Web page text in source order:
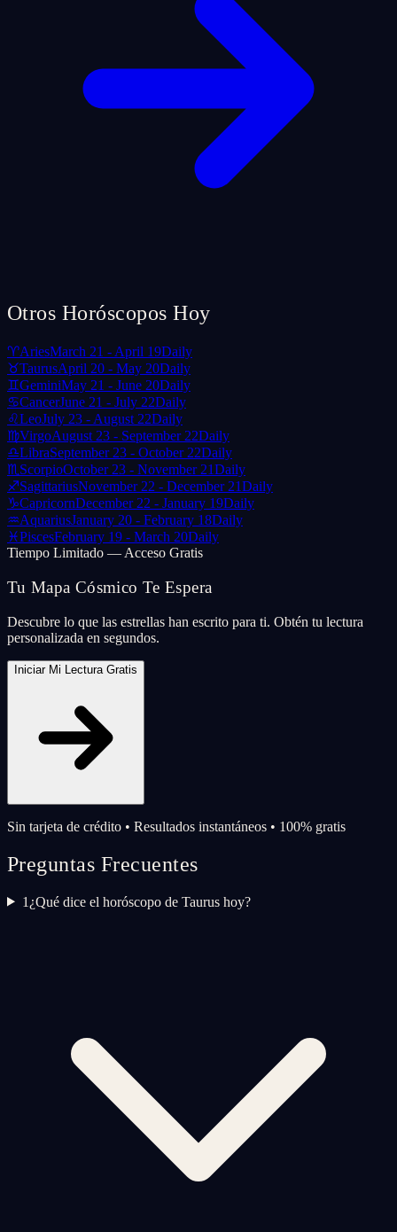
Otros Horóscopos Hoy
♈AriesMarch 21 - April 19Daily
♉TaurusApril 20 - May 20Daily
♊GeminiMay 21 - June 20Daily
♋CancerJune 21 - July 22Daily
♌LeoJuly 23 - August 22Daily
♍VirgoAugust 23 - September 22Daily
♎LibraSeptember 23 - October 22Daily
♏ ScorpioOctober 23 - November 21Daily
♐SagittariusNovember 22 - December 21Daily
♑CapricornDecember 22 - January 19Daily
♒AquariusJanuary 20 - February 18Daily
♓PiscesFebruary 19 - March 20Daily
Tiempo Limitado — Acceso Gratis
Tu Mapa Cósmico Te Espera
Descubre lo que las estrellas han escrito para ti. Obtén tu lectura
personalizada en segundos.
Iniciar Mi Lectura Gratis
Sin tarjeta de crédito • Resultados instantáneos • 100% gratis
Preguntas Frecuentes
1 ¿Qué dice el horóscopo de Taurus hoy?